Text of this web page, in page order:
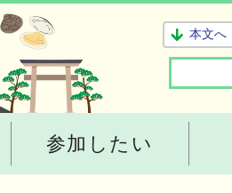
本文へ
参加したい